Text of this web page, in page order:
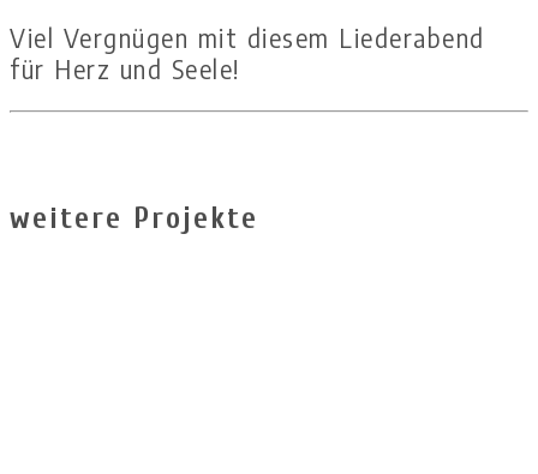
Viel Vergnügen mit diesem Liederabend
für Herz und Seele!
weitere Projekte